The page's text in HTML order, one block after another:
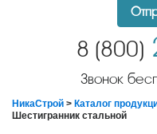
8 (800)
Звонок
НикаСтрой > Каталог
Шестигранник стальной